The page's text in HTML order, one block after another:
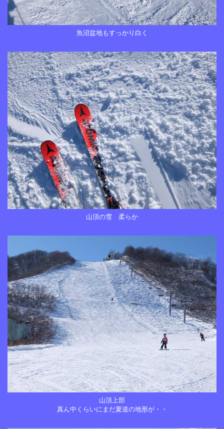
魚沼盆地もすっかり白く
山頂の雪 柔らか
山頂上部
真ん中くらいにまだ夏道の地形が・・